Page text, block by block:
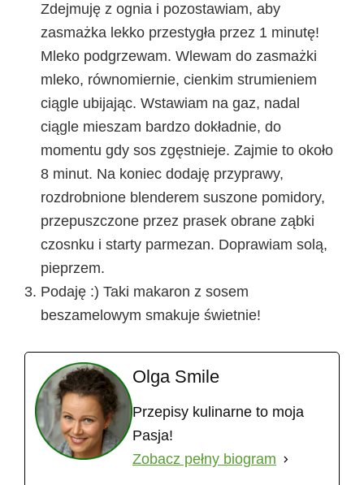
Zdejmuję z ognia i pozostawiam, aby
zasmażka lekko przestygła przez 1 minutę!
Mleko podgrzewam. Wlewam do zasmażki
mleko, równomiernie, cienkim strumieniem
ciągle ubijając. Wstawiam na gaz, nadal
ciągle mieszam bardzo dokładnie, do
momentu gdy sos zgęstnieje. Zajmie to około
8 minut. Na koniec dodaję przyprawy,
rozdrobnione blenderem suszone pomidory,
przepuszczone przez prasek obrane ząbki
czosnku i starty parmezan. Doprawiam solą,
pieprzem.
Podaję :) Taki makaron z sosem
beszamelowym smakuje świetnie!
Olga Smile
Przepisy kulinarne to moja
Pasja!
Zobacz pełny biogram